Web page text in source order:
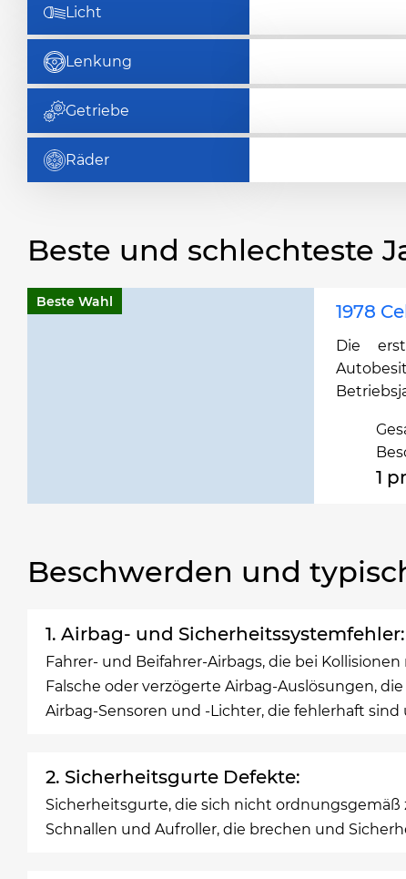
Licht
Lenkung
Getriebe
Räder
Beste und schlechteste
Beste Wahl 1978
Die
1
Beschwerden und
1. Airbag- und Sicherheitssystemfehler:
Fahrer- und Beifahrer-Airbags, die bei
Falsche oder verzögerte Airbag-Auslösungen,
Airbag-Sensoren und -Lichter, die fehlerhaft
2. Sicherheitsgurte Defekte:
Sicherheitsgurte, die sich nicht
Schnallen und Aufroller, die brechen und